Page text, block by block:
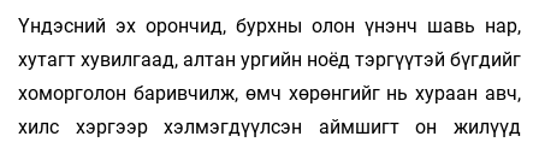
Үндэсний эх орончид, бурхны олон үнэнч шавь нар,
хутагт хувилгаад, алтан ургийн ноёд тэргүүтэй бүгдийг
хоморголон баривчилж, өмч хөрөнгийг нь хураан авч,
хилс хэргээр хэлмэгдүүлсэн аймшигт он жилүүд